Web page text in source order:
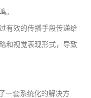
。
有效的传播手段传递给
和视觉表现形式，导致
一套系统化的解决方